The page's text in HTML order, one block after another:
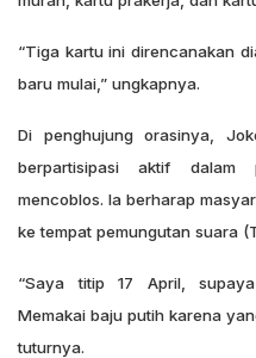
“Tiga kartu ini direncanakan
baru mulai,” ungkapnya.
Di penghujung orasinya,
berpartisipasi aktif dalam
mencoblos. Ia berharap
ke tempat pemungutan suara
“Saya titip 17 April,
Memakai baju putih karena
tuturnya.